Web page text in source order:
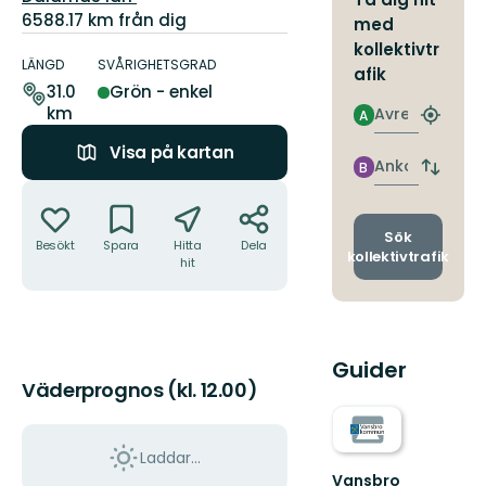
6588.17 km från dig
om
leden
LÄNGD
31.0
km
SVÅRIGHETSGRAD
Grön - enkel
Visa på kartan
Besökt Spara
Hitta
hit
Dela
Väderprognos (kl. 12.00)
Laddar...
med
kollektivtr
afik
Avresa
A
Hitta
Ankomst
B
Byt
och
Sök
kollektivtrafik
Guider
Vansbro